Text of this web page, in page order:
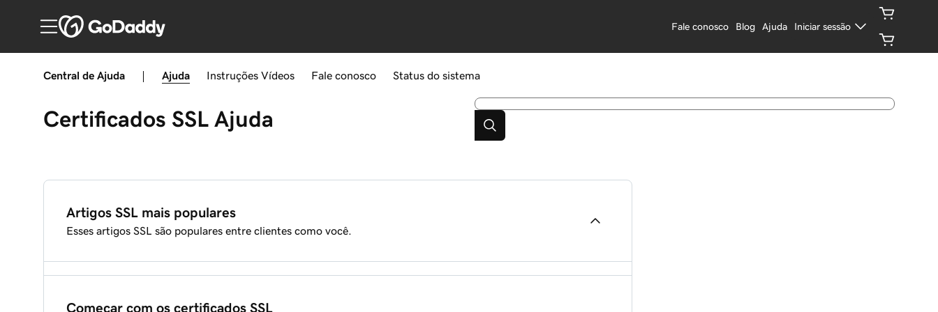
Fale conosco Blog Ajuda Iniciar sessão
Central de Ajuda Ajuda Instruções Vídeos Fale conosco Status do sistema
Certificados SSL Ajuda
Artigos SSL mais populares
Esses artigos SSL são populares entre clientes como você.
Começar com os certificados SSL